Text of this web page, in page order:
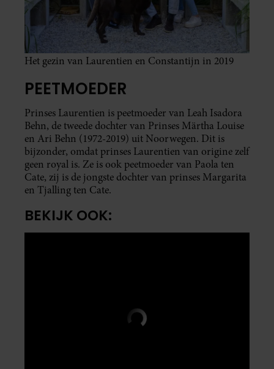
Het gezin van Laurentien en Constantijn in 2019
PEETMOEDER
Prinses Laurentien is peetmoeder van Leah Isadora
Behn, de tweede dochter van Prinses Märtha Louise
en Ari Behn (1972-2019) uit Noorwegen. Dit is
bijzonder, omdat prinses Laurentien van origine zelf
geen royal is. Ze is ook peetmoeder van Paola ten
Cate, zij is de jongste dochter van prinses Margarita
en Tjalling ten Cate.
BEKIJK OOK: